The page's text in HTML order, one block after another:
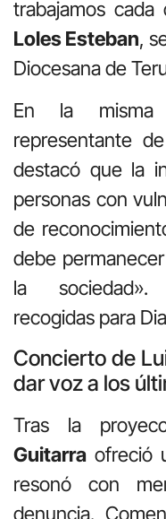
trabajamos
Loles Esteban,
Diocesana de
En la
representante
destacó que la
personas con
de
debe
la sociedad».
recogidas para
Concierto de
dar voz a los
Tras la
Guitarra ofreció
resonó con
denuncia.